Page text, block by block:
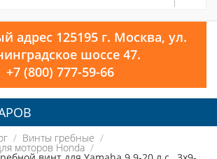
адрес 125195 г. Москва, ул.
шоссе 47.
+7 (800) 777-59-66
Винты гребные
моторов Honda